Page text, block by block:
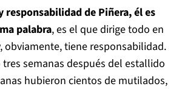
responsabilidad de Piñera, él es
palabra, es el que dirige todo en
obviamente, tiene responsabilidad.
semanas después del estallido
hubieron cientos de mutilados,